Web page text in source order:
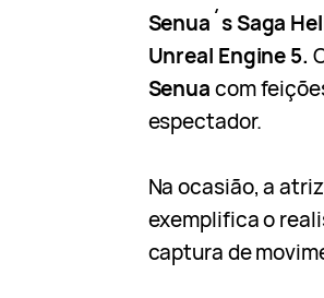
Senua´s Saga
Unreal Engine 5.
Senuacom
espectador.
Na ocasião, a atriz
exemplifica o
captura de